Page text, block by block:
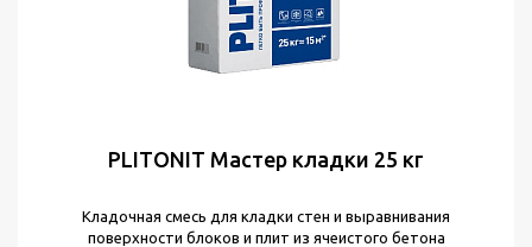
PLITONIT Мастер кладки 25 кг
Кладочная смесь для кладки стен и выравнивания
поверхности блоков и плит из ячеистого бетона